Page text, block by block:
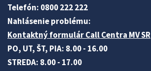
Telefón: 0800 222 222
Nahlásenie problému:
Kontaktný formulár Call Centra MV SR
PO, UT, ŠT, PIA: 8.00 - 16.00
STREDA: 8.00 - 17.00